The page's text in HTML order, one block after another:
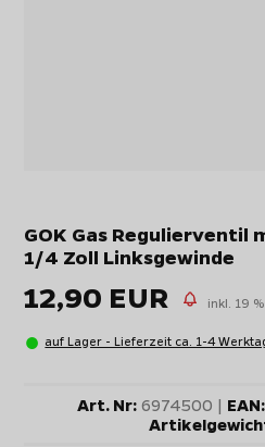
GOK Gas Regulierventil
1/4 Zoll Linksgewinde
12,90 EUR inkl. 19
auf Lager - Lieferzeit ca. 1-4
Art. Nr: 6974500 | EAN: